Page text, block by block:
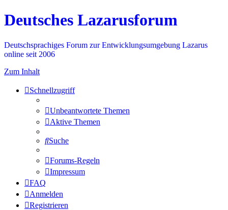
Deutsches Lazarusforum
Deutschsprachiges Forum zur Entwicklungsumgebung Lazarus
online seit 2006
Zum Inhalt
Schnellzugriff
Unbeantwortete Themen
Aktive Themen
Suche
Forums-Regeln
Impressum
FAQ
Anmelden
Registrieren